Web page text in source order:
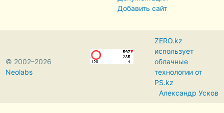
Добавить сайт
© 2002–2026
Neolabs
ZERO.kz
использует
облачные
технологии от
PS.kz
Александр Усков